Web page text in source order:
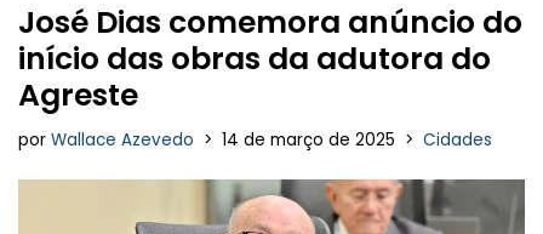
José Dias comemora anúncio do
início das obras da adutora do
Agreste
por Wallace Azevedo 14 de março de 2025 Cidades